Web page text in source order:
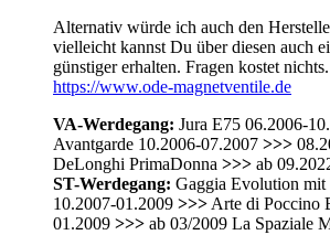
Alternativ würde ich auch den
vielleicht kannst Du über diesen auch
günstiger erhalten. Fragen kostet nichts.
https://www.ode-magnetventile.de
VA-Werdegang: Jura E75 06.2006-
Avantgarde 10.2006-07.2007 >>>
DeLonghi PrimaDonna >>> ab
ST-Werdegang: Gaggia Evolution
10.2007-01.2009 >>> Arte di Poccino
01.2009 >>> ab 03/2009 La Spaziale